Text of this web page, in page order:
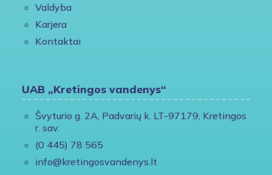
Valdyba
Karjera
Kontaktai
UAB „Kretingos vandenys“
Švyturio g. 2A, Padvarių k. LT-97179, Kretingos
r. sav.
(0 445) 78 565
info@kretingosvandenys.lt